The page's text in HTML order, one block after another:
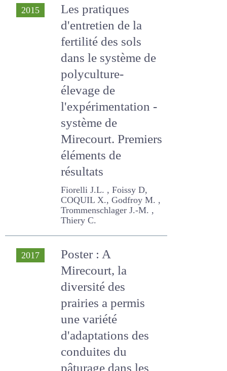
2015
Les pratiques
d'entretien de la
fertilité des sols
dans le système de
polyculture-
élevage de
l'expérimentation -
système de
Mirecourt.
Premiers éléments
de résultats
Fiorelli J.L. , Foissy D,
COQUIL X., Godfroy M. ,
Trommenschlager J.-M. ,
Thiery C.
2017
Poster : A
Mirecourt, la
diversité des
prairies a permis
une variété
d'adaptations des
conduites du